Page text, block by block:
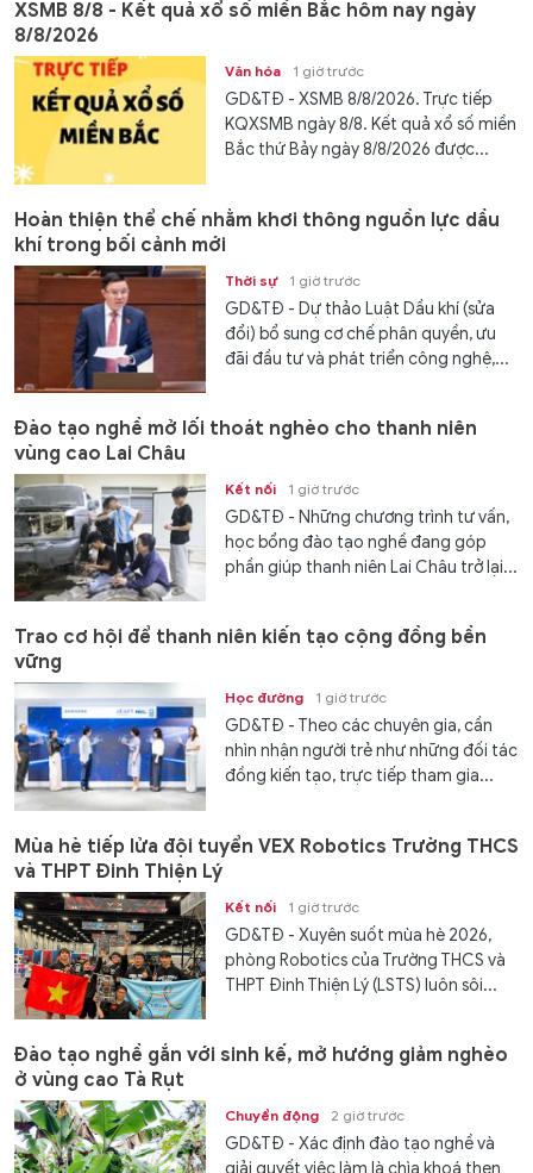
XSMB 8/8 - Kết quả xổ số miền Bắc hôm nay ngày
8/8/2026
Văn hóa 1 giờ trước
GD&TĐ - XSMB 8/8/2026. Trực tiếp
KQXSMB ngày 8/8. Kết quả xổ số miền
Bắc thứ Bảy ngày 8/8/2026 được...
Hoàn thiện thể chế nhằm khơi thông nguồn lực dầu
khí trong bối cảnh mới
Thời sự 1 giờ trước
GD&TĐ - Dự thảo Luật Dầu khí (sửa
đổi) bổ sung cơ chế phân quyền, ưu
đãi đầu tư và phát triển công nghệ,...
Đào tạo nghề mở lối thoát nghèo cho thanh niên
vùng cao Lai Châu
Kết nối 1 giờ trước
GD&TĐ - Những chương trình tư vấn,
học bổng đào tạo nghề đang góp
phần giúp thanh niên Lai Châu trở lại...
Trao cơ hội để thanh niên kiến tạo cộng đồng bền
vững
Học đường 1 giờ trước
GD&TĐ - Theo các chuyên gia, cần
nhìn nhận người trẻ như những đối tác
đồng kiến tạo, trực tiếp tham gia...
Mùa hè tiếp lửa đội tuyển VEX Robotics Trường THCS
và THPT Đinh Thiện Lý
Kết nối 1 giờ trước
GD&TĐ - ​​Xuyên suốt mùa hè 2026,
phòng Robotics của Trường THCS và
THPT Đinh Thiện Lý (LSTS) luôn sôi...
Đào tạo nghề gắn với sinh kế, mở hướng giảm nghèo
ở vùng cao Tà Rụt
Chuyển động 2 giờ trước
GD&TĐ - Xác định đào tạo nghề và